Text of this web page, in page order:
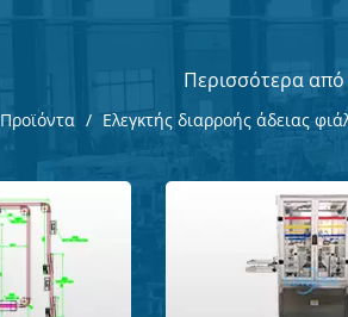
Περισσότερα από
Προϊόντα / Ελεγκτής διαρροής άδειας